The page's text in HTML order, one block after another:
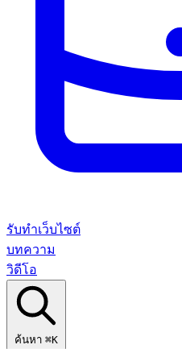
รับทำเว็บไซต์
บทความ
วิดีโอ
ค้นหา ⌘K